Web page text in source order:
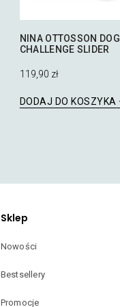
NINA OTTOSSON DOG
CHALLENGE SLIDER
119,90 zł
DODAJ DO KOSZYKA
Sklep
Nowości
Bestsellery
Promocje